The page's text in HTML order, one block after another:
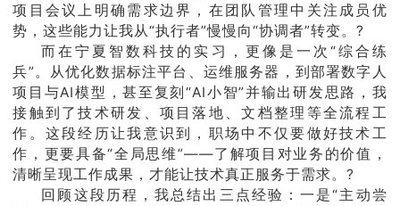
项目会议上明确需求边界，在团队管理中关注成员优
势，这些能力让我从“执行者”慢慢向“协调者”转变。?
而在宁夏智数科技的实习，更像是一次“综合练
兵”。从优化数据标注平台、运维服务器，到部署数字人
项目与AI模型，甚至复刻“AI小智”并输出研发思路，我
接触到了技术研发、项目落地、文档整理等全流程工
作。这段经历让我意识到，职场中不仅要做好技术工
作，更要具备“全局思维”——了解项目对业务的价值，
清晰呈现工作成果，才能让技术真正服务于需求。?
回顾这段历程，我总结出三点经验：一是“主动尝